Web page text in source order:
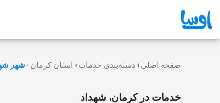
صفحه اصلی دسته‌بندی خدمات استان کرمان شهر
خدمات در کرمان، شهداد